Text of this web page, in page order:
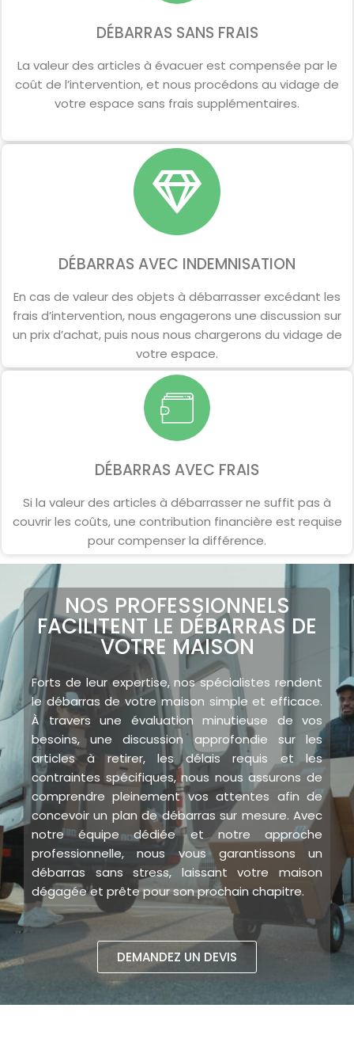
DÉBARRAS SANS FRAIS
La valeur des articles à évacuer est compensée par le
coût de l’intervention, et nous procédons au vidage de
votre espace sans frais supplémentaires.
DÉBARRAS AVEC INDEMNISATION
En cas de valeur des objets à débarrasser excédant les
frais d’intervention, nous engagerons une discussion sur
un prix d’achat, puis nous nous chargerons du vidage de
votre espace.
DÉBARRAS AVEC FRAIS
Si la valeur des articles à débarrasser ne suffit pas à
couvrir les coûts, une contribution financière est requise
pour compenser la différence.
NOS PROFESSIONNELS
FACILITENT LE DÉBARRAS DE
VOTRE MAISON
Forts de leur expertise, nos spécialistes rendent
le débarras de votre maison simple et efficace.
À travers une évaluation minutieuse de vos
besoins, une discussion approfondie sur les
articles à retirer, les délais requis et les
contraintes spécifiques, nous nous assurons de
comprendre pleinement vos attentes afin de
concevoir un plan de débarras sur mesure. Avec
notre équipe dédiée et notre approche
professionnelle, nous vous garantissons un
débarras sans stress, laissant votre maison
dégagée et prête pour son prochain chapitre.
DEMANDEZ UN DEVIS